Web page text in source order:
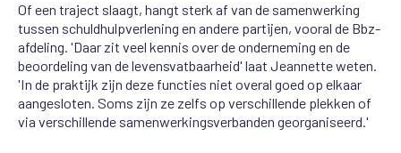
Of een traject slaagt, hangt sterk af van de samenwerking
tussen schuldhulpverlening en andere partijen, vooral de Bbz-
afdeling. 'Daar zit veel kennis over de onderneming en de
beoordeling van de levensvatbaarheid' laat Jeannette weten.
'In de praktijk zijn deze functies niet overal goed op elkaar
aangesloten. Soms zijn ze zelfs op verschillende plekken of
via verschillende samenwerkingsverbanden georganiseerd.'